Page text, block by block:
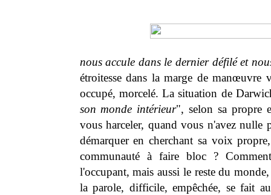
nous accule dans le dernier défilé et
étroitesse dans la marge de
occupé, morcelé. La situation de
son monde intérieur", selon sa propre
vous harceler, quand vous n'avez nulle
démarquer en cherchant sa voix
communauté à faire bloc ?
l'occupant, mais aussi le reste du
la parole, difficile, empêchée, se fait